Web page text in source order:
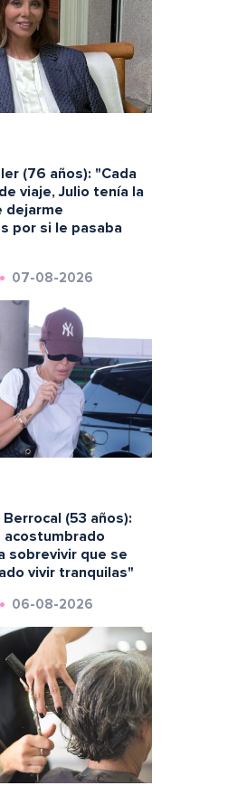
(76 años): "Cada
viaje, Julio tenía la
dejarme
por si le pasaba
07-08-2026
(53 años):
acostumbrado
sobrevivir que se
vivir tranquilas"
06-08-2026